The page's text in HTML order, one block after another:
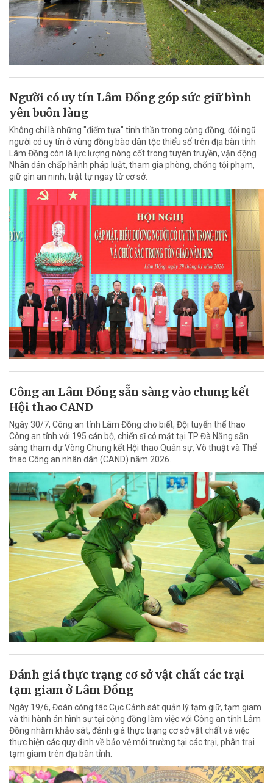
Người có uy tín Lâm Đồng góp sức giữ bình
yên buôn làng
Không chỉ là những "điểm tựa" tinh thần trong cộng đồng, đội ngũ
người có uy tín ở vùng đồng bào dân tộc thiểu số trên địa bàn tỉnh
Lâm Đồng còn là lực lượng nòng cốt trong tuyên truyền, vận động
Nhân dân chấp hành pháp luật, tham gia phòng, chống tội phạm,
giữ gìn an ninh, trật tự ngay từ cơ sở.
Công an Lâm Đồng sẵn sàng vào chung kết
Hội thao CAND
Ngày 30/7, Công an tỉnh Lâm Đồng cho biết, Đội tuyển thể thao
Công an tỉnh với 195 cán bộ, chiến sĩ có mặt tại TP Đà Nẵng sẵn
sàng tham dự Vòng Chung kết Hội thao Quân sự, Võ thuật và Thể
thao Công an nhân dân (CAND) năm 2026.
Đánh giá thực trạng cơ sở vật chất các trại
tạm giam ở Lâm Đồng
Ngày 19/6, Đoàn công tác Cục Cảnh sát quản lý tạm giữ, tạm giam
và thi hành án hình sự tại cộng đồng làm việc với Công an tỉnh Lâm
Đồng nhằm khảo sát, đánh giá thực trạng cơ sở vật chất và việc
thực hiện các quy định về bảo vệ môi trường tại các trại, phân trại
tạm giam trên địa bàn tỉnh.